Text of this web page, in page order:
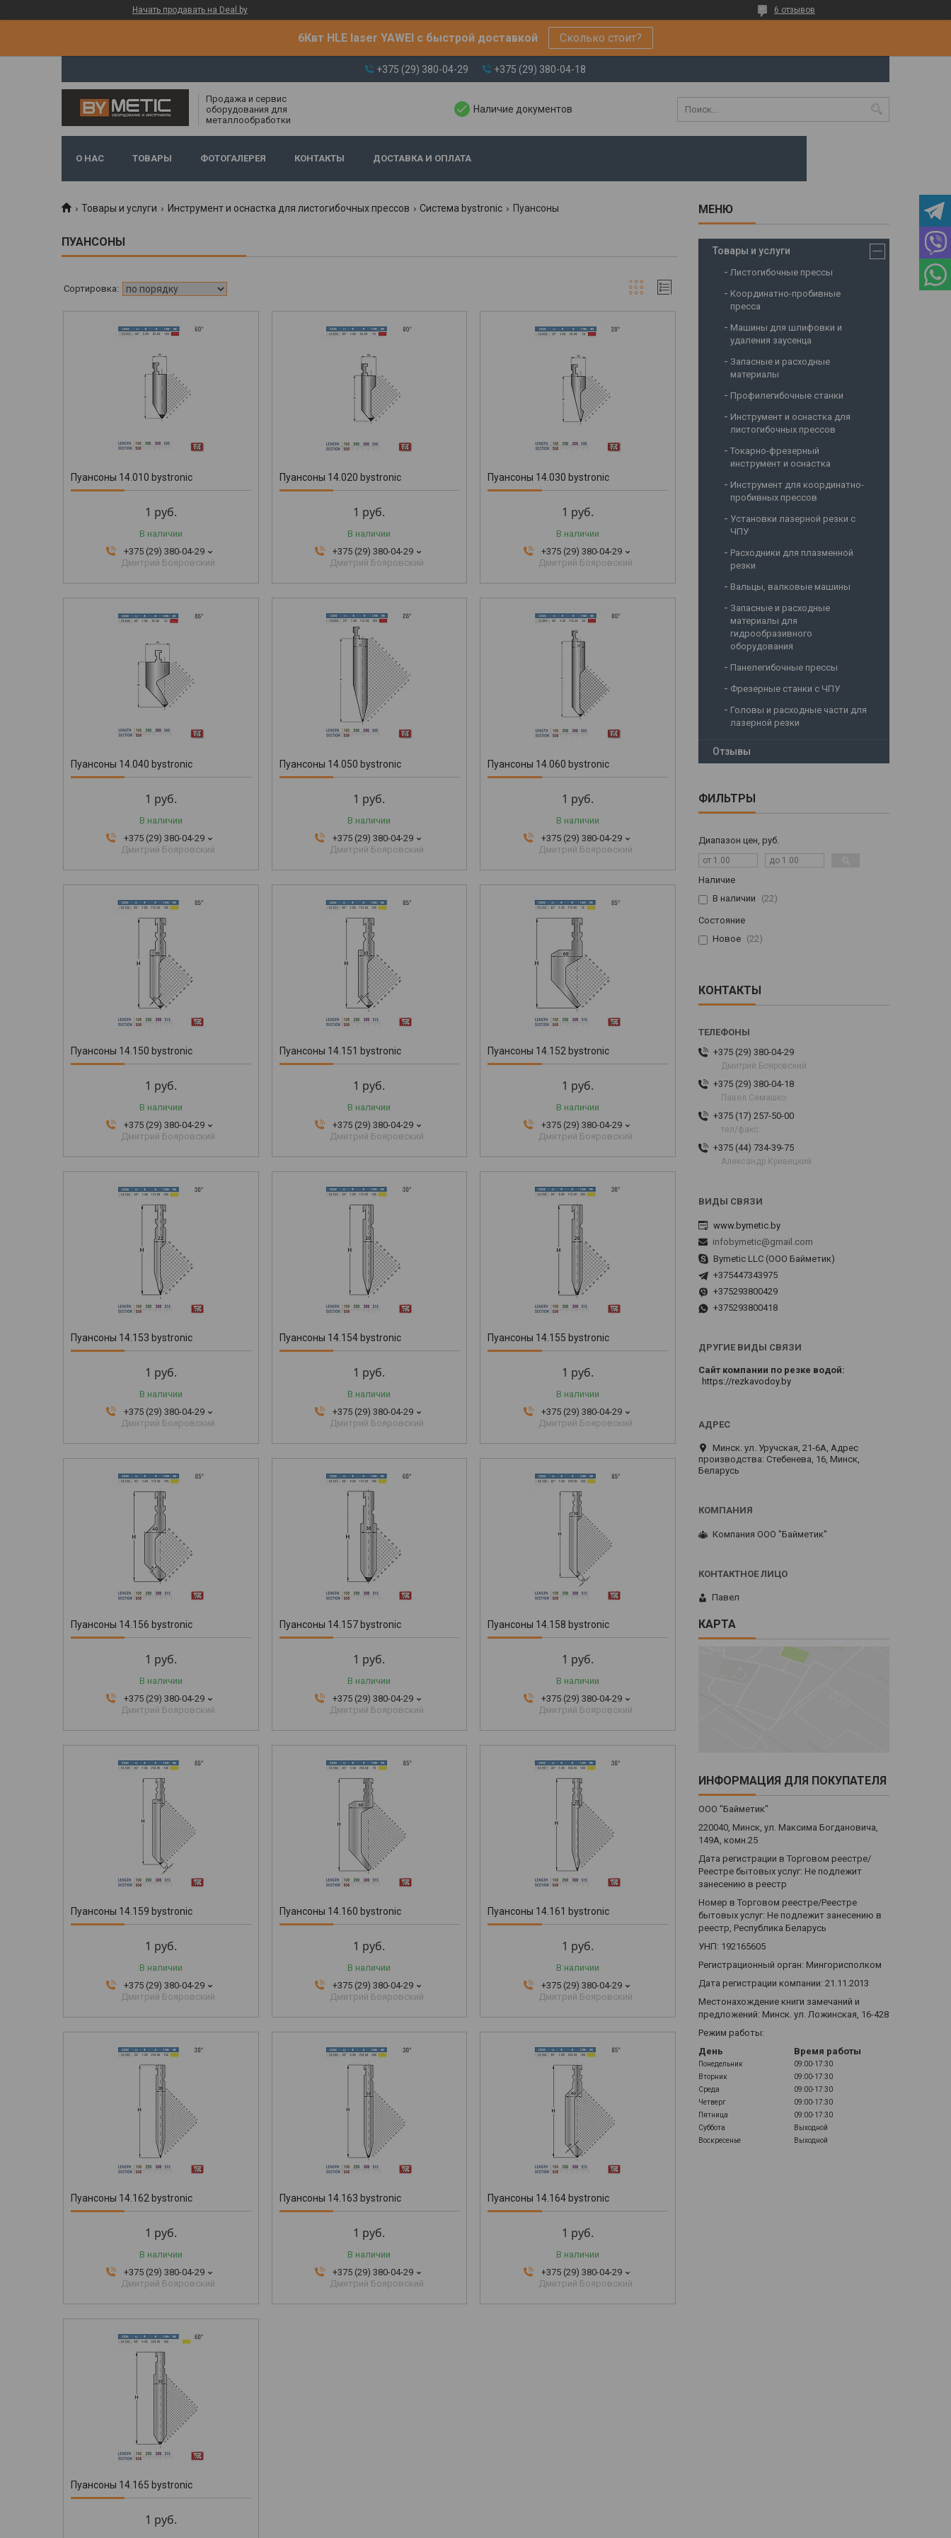
Начать продавать на Deal.by 6 отзывов
6Квт HLE laser YAWEI с быстрой доставкой Сколько стоит?
+375 (29) 380-04-29 +375 (29) 380-04-18
Продажа и сервис
оборудования для
металлообработки
Наличие документов
О НАС ТОВАРЫ ФОТОГАЛЕРЕЯ КОНТАКТЫ ДОСТАВКА И ОПЛАТА
Товары и услуги Инструмент и оснастка для листогибочных прессов Система bystronic Пуансоны
ПУАНСОНЫ
Пуансоны 14.010 bystronic
1 руб.
В наличии
+375 (29) 380-04-29
Дмитрий Бояровский
Пуансоны 14.020 bystronic
1 руб.
В наличии
+375 (29) 380-04-29
Дмитрий Бояровский
Пуансоны 14.030 bystronic
1 руб.
В наличии
+375 (29) 380-04-29
Дмитрий Бояровский
Пуансоны 14.040 bystronic
1 руб.
В наличии
+375 (29) 380-04-29
Дмитрий Бояровский
Пуансоны 14.050 bystronic
1 руб.
В наличии
+375 (29) 380-04-29
Дмитрий Бояровский
Пуансоны 14.060 bystronic
1 руб.
В наличии
+375 (29) 380-04-29
Дмитрий Бояровский
Пуансоны 14.150 bystronic
1 руб.
В наличии
+375 (29) 380-04-29
Дмитрий Бояровский
Пуансоны 14.151 bystronic
1 руб.
В наличии
+375 (29) 380-04-29
Дмитрий Бояровский
Пуансоны 14.152 bystronic
1 руб.
В наличии
+375 (29) 380-04-29
Дмитрий Бояровский
Пуансоны 14.153 bystronic
1 руб.
В наличии
+375 (29) 380-04-29
Дмитрий Бояровский
Пуансоны 14.154 bystronic
1 руб.
В наличии
+375 (29) 380-04-29
Дмитрий Бояровский
Пуансоны 14.155 bystronic
1 руб.
В наличии
+375 (29) 380-04-29
Дмитрий Бояровский
Пуансоны 14.156 bystronic
1 руб.
В наличии
+375 (29) 380-04-29
Дмитрий Бояровский
Пуансоны 14.157 bystronic
1 руб.
В наличии
+375 (29) 380-04-29
Дмитрий Бояровский
Пуансоны 14.158 bystronic
1 руб.
В наличии
+375 (29) 380-04-29
Дмитрий Бояровский
Пуансоны 14.159 bystronic
1 руб.
В наличии
+375 (29) 380-04-29
Дмитрий Бояровский
Пуансоны 14.160 bystronic
1 руб.
В наличии
+375 (29) 380-04-29
Дмитрий Бояровский
Пуансоны 14.161 bystronic
1 руб.
В наличии
+375 (29) 380-04-29
Дмитрий Бояровский
Пуансоны 14.162 bystronic
1 руб.
В наличии
+375 (29) 380-04-29
Дмитрий Бояровский
Пуансоны 14.163 bystronic
1 руб.
В наличии
+375 (29) 380-04-29
Дмитрий Бояровский
Пуансоны 14.164 bystronic
1 руб.
В наличии
+375 (29) 380-04-29
Дмитрий Бояровский
Пуансоны 14.165 bystronic
1 руб.
Товары и услуги
Листогибочные прессы
Координатно-пробивные
пресса
Машины для шлифовки и
удаления заусенца
Запасные и расходные
материалы
Профилегибочные станки
Инструмент и оснастка для
листогибочных прессов
Токарно-фрезерный
инструмент и оснастка
Инструмент для координатно-
пробивных прессов
Установки лазерной резки с
ЧПУ
Расходники для плазменной
резки
Вальцы, валковые машины
Запасные и расходные
материалы для
гидрообразивного
оборудования
Панелегибочные прессы
Фрезерные станки с ЧПУ
Головы и расходные части для
лазерной резки
Отзывы
ФИЛЬТРЫ
Диапазон цен, руб.
Наличие
В наличии
22
Состояние
Новое
22
КОНТАКТЫ
+375 (29) 380-04-29
Дмитрий Бояровский
+375 (29) 380-04-18
Павел Семашко
+375 (17) 257-50-00
тел/факс
+375 (44) 734-39-75
Александр Кривецкий
www.bymetic.by
infobymetic@gmail.com
Bymetic LLC (ООО Байметик)
+375447343975
+375293800429
+375293800418
ДРУГИЕ ВИДЫ СВЯЗИ
Сайт компании по резке водой
https://rezkavodoy.by
Минск. ул. Уручская, 21-6А, Адрес
производства: Стебенева, 16, Минск,
Беларусь
Компания ООО "Байметик"
Павел
КАРТА
ИНФОРМАЦИЯ ДЛЯ ПОКУПАТЕЛЯ
ООО "Байметик"
220040, Минск, ул. Максима Богдановича,
149А, комн.25
Дата регистрации в Торговом реестре/
Реестре бытовых услуг: Не подлежит
занесению в реестр
Номер в Торговом реестре/Реестре
бытовых услуг: Не подлежит занесению в
реестр, Республика Беларусь
УНП: 192165605
Регистрационный орган: Мингорисполком
Дата регистрации компании: 21.11.2013
Местонахождение книги замечаний и
предложений: Минск. ул. Ложинская, 16-428
Режим работы:
День
Время работы
Понедельник
09:00-17:30
Вторник
09:00-17:30
Среда
09:00-17:30
Четверг
09:00-17:30
Пятница
09:00-17:30
Суббота
Выходной
Воскресенье
Выходной